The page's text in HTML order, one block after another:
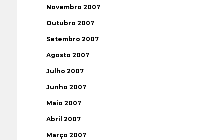
Novembro 2007
Outubro 2007
Setembro 2007
Agosto 2007
Julho 2007
Junho 2007
Maio 2007
Abril 2007
Março 2007